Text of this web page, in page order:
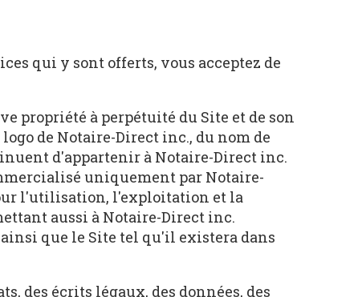
qui y sont offerts, vous acceptez de
propriété à perpétuité du Site et de son
de Notaire-Direct inc., du nom de
d'appartenir à Notaire-Direct inc.
uniquement par Notaire-
l'utilisation, l'exploitation et la
aussi à Notaire-Direct inc.
que le Site tel qu'il existera dans
des écrits légaux, des données, des